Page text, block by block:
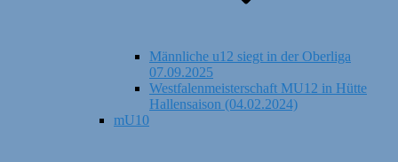
Männliche u12 siegt in der Oberliga
07.09.2025
Westfalenmeisterschaft MU12 in Hütte
Hallensaison (04.02.2024)
mU10